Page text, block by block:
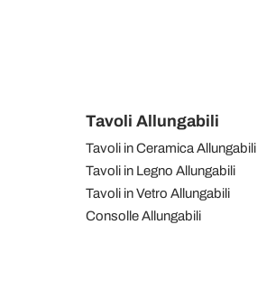
Tavoli Allungabili
Tavoli in Ceramica Allungabili
Tavoli in Legno Allungabili
Tavoli in Vetro Allungabili
Consolle Allungabili